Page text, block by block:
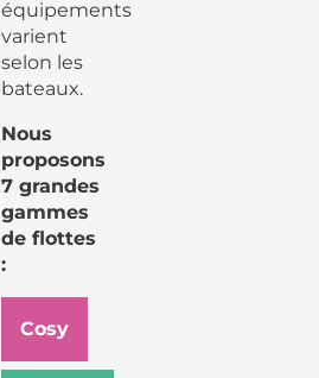
équipements
varient
selon les
bateaux.
Nous
proposons
7 grandes
gammes
de flottes
:
Cosy